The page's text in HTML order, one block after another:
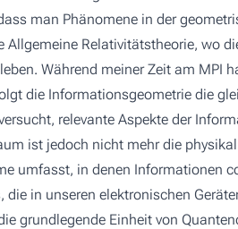
man Phänomene in der
Allgemeine Relativitätstheorie, wo
Während meiner Zeit am MPI
die Informationsgeometrie die
relevante Aspekte der
ist jedoch nicht mehr die
umfasst, in denen Informationen
die in unseren elektronischen
grundlegende Einheit von